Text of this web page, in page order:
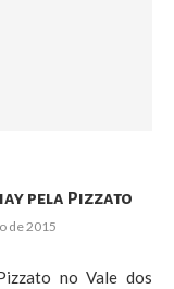
pela Pizzato
de 2015
no Vale dos